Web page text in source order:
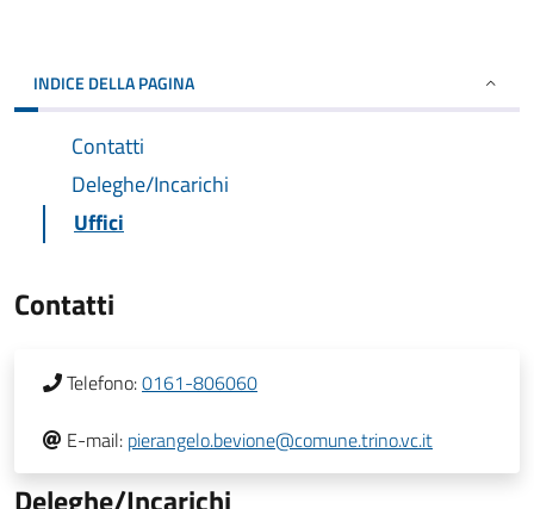
INDICE DELLA PAGINA
Contatti
Deleghe/Incarichi
Uffici
Contatti
Telefono:0161-806060
E-mail: pierangelo.bevione@comune.trino.vc.it